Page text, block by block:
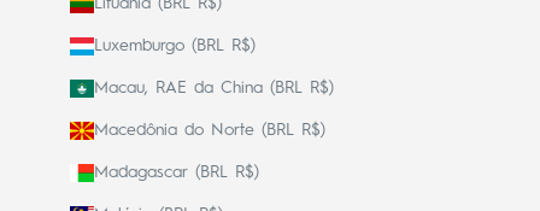
Luxemburgo (BRL R$)
Macau, RAE da China (BRL R$)
Macedônia do Norte (BRL R$)
Madagascar (BRL R$)